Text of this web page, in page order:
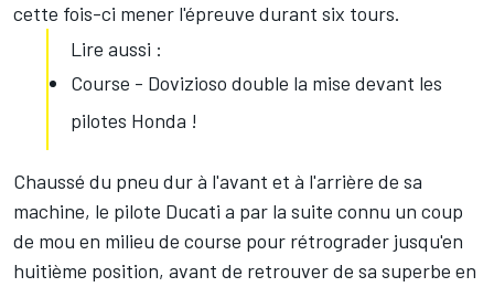
cette fois-ci mener l'épreuve durant six tours.
Lire aussi :
Course - Dovizioso double la mise devant les
pilotes Honda !
Chaussé du pneu dur à l'avant et à l'arrière de sa
machine, le pilote Ducati a par la suite connu un coup
de mou en milieu de course pour rétrograder jusqu'en
huitième position, avant de retrouver de sa superbe en